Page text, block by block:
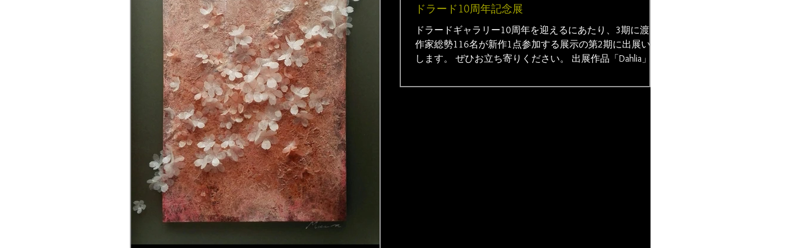
ドラード10周年記念展
ドラードギャラリー10周年を迎えるにあたり、3期に渡り
作家総勢116名が新作1点参加する展示の第2期に出展いた
します。 ぜひお立ち寄りください。 出展作品「Dahlia」
◆...